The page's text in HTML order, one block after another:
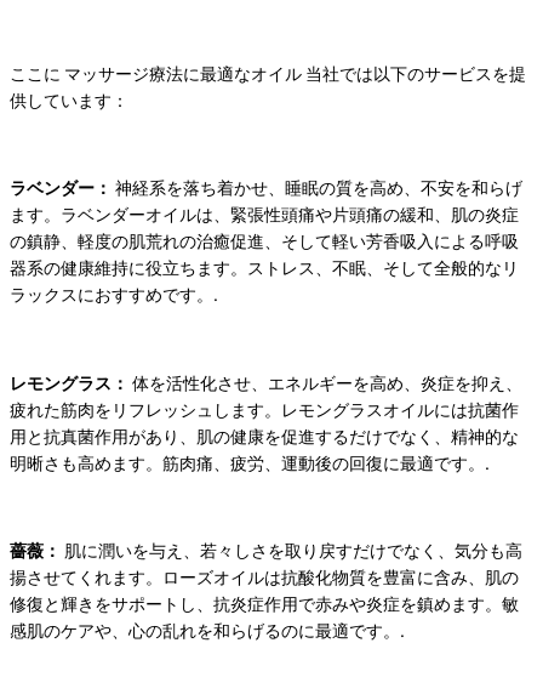
ここに マッサージ療法に最適なオイル 当社では以下のサービスを提
供しています：
ラベンダー： 神経系を落ち着かせ、睡眠の質を高め、不安を和らげ
ます。ラベンダーオイルは、緊張性頭痛や片頭痛の緩和、肌の炎症
の鎮静、軽度の肌荒れの治癒促進、そして軽い芳香吸入による呼吸
器系の健康維持に役立ちます。ストレス、不眠、そして全般的なリ
ラックスにおすすめです。.
レモングラス： 体を活性化させ、エネルギーを高め、炎症を抑え、
疲れた筋肉をリフレッシュします。レモングラスオイルには抗菌作
用と抗真菌作用があり、肌の健康を促進するだけでなく、精神的な
明晰さも高めます。筋肉痛、疲労、運動後の回復に最適です。.
薔薇： 肌に潤いを与え、若々しさを取り戻すだけでなく、気分も高
揚させてくれます。ローズオイルは抗酸化物質を豊富に含み、肌の
修復と輝きをサポートし、抗炎症作用で赤みや炎症を鎮めます。敏
感肌のケアや、心の乱れを和らげるのに最適です。.